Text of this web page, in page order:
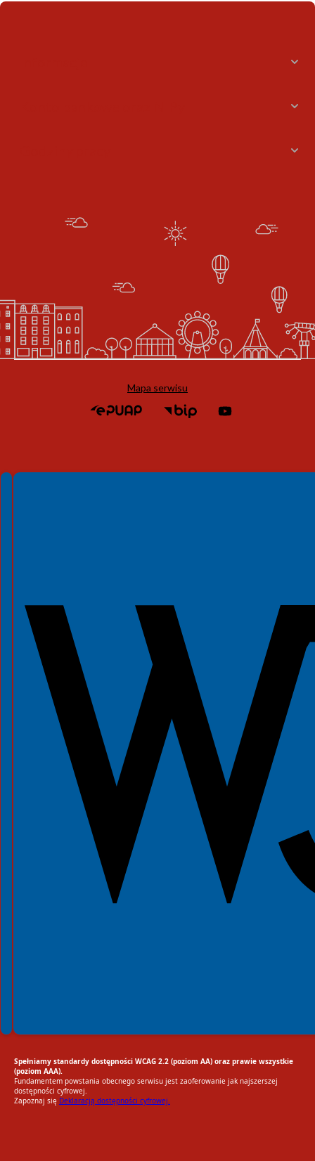
Mapa serwisu
Spełniamy standardy WCAG 2.2
Spełniamy standardy W3C
Spełniamy standardy dostępności WCAG 2.2 (poziom AA) oraz prawie wszystkie
(poziom AAA).
Fundamentem powstania obecnego serwisu jest zaoferowanie jak najszerszej
dostępności cyfrowej.
Zapoznaj się Deklaracją dostępności cyfrowej.